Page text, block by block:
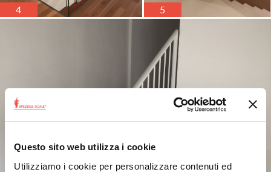
Questo sito web utilizza i cookie
Utilizziamo i cookie per personalizzare contenuti ed
4 5